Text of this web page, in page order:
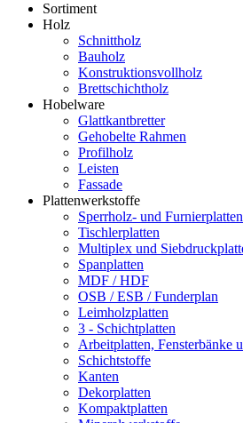
Sortiment
Holz
Schnittholz
Bauholz
Konstruktionsvollholz
Brettschichtholz
Hobelware
Glattkantbretter
Gehobelte Rahmen
Profilholz
Leisten
Fassade
Plattenwerkstoffe
Sperrholz- und Furnierplatten
Tischlerplatten
Multiplex und
Spanplatten
MDF / HDF
OSB / ESB / Funderplan
Leimholzplatten
3 - Schichtplatten
Arbeitplatten, Fensterbänke
Schichtstoffe
Kanten
Dekorplatten
Kompaktplatten